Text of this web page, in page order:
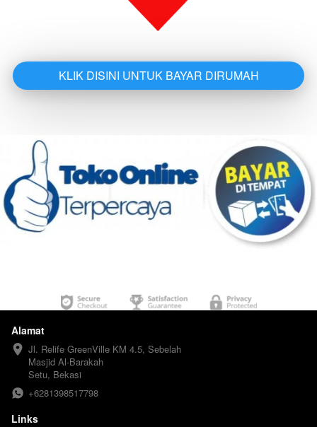
`KLIK DISINI UNTUK BAYAR DIRUMAH
Alamat
Jl. Relife GreenVille KM 4.5, Sebelah
Masjid Al-Barakah
Setu, Bekasi
+6281398517798
Links